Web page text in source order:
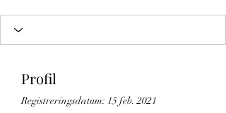
Profil
Registreringsdatum: 15 feb. 2021